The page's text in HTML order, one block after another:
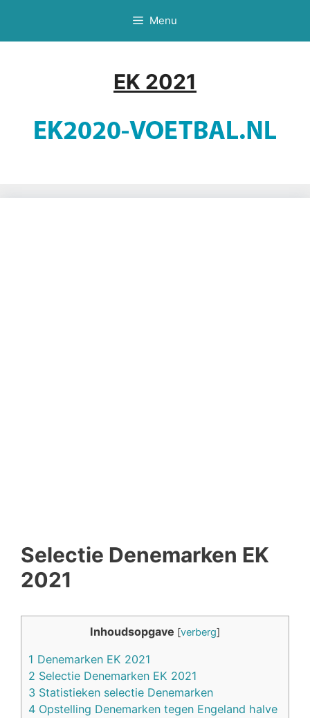
de
Menu
EK 2021
Selectie Denemarken EK
2021
Inhoudsopgave [verberg]
1 Denemarken EK 2021
2 Selectie Denemarken EK 2021
3 Statistieken selectie Denemarken
4 Opstelling Denemarken tegen Engeland halve